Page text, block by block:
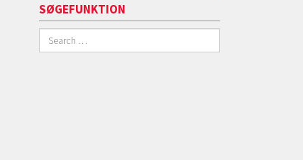
SØGEFUNKTION